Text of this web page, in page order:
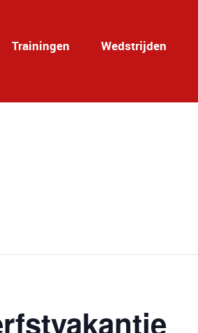
Trainingen Wedstrijden